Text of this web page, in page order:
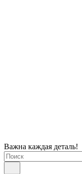
Важна каждая деталь!